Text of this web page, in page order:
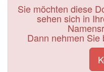
Sie möchten diese
sehen sich in
Dann nehmen Sie